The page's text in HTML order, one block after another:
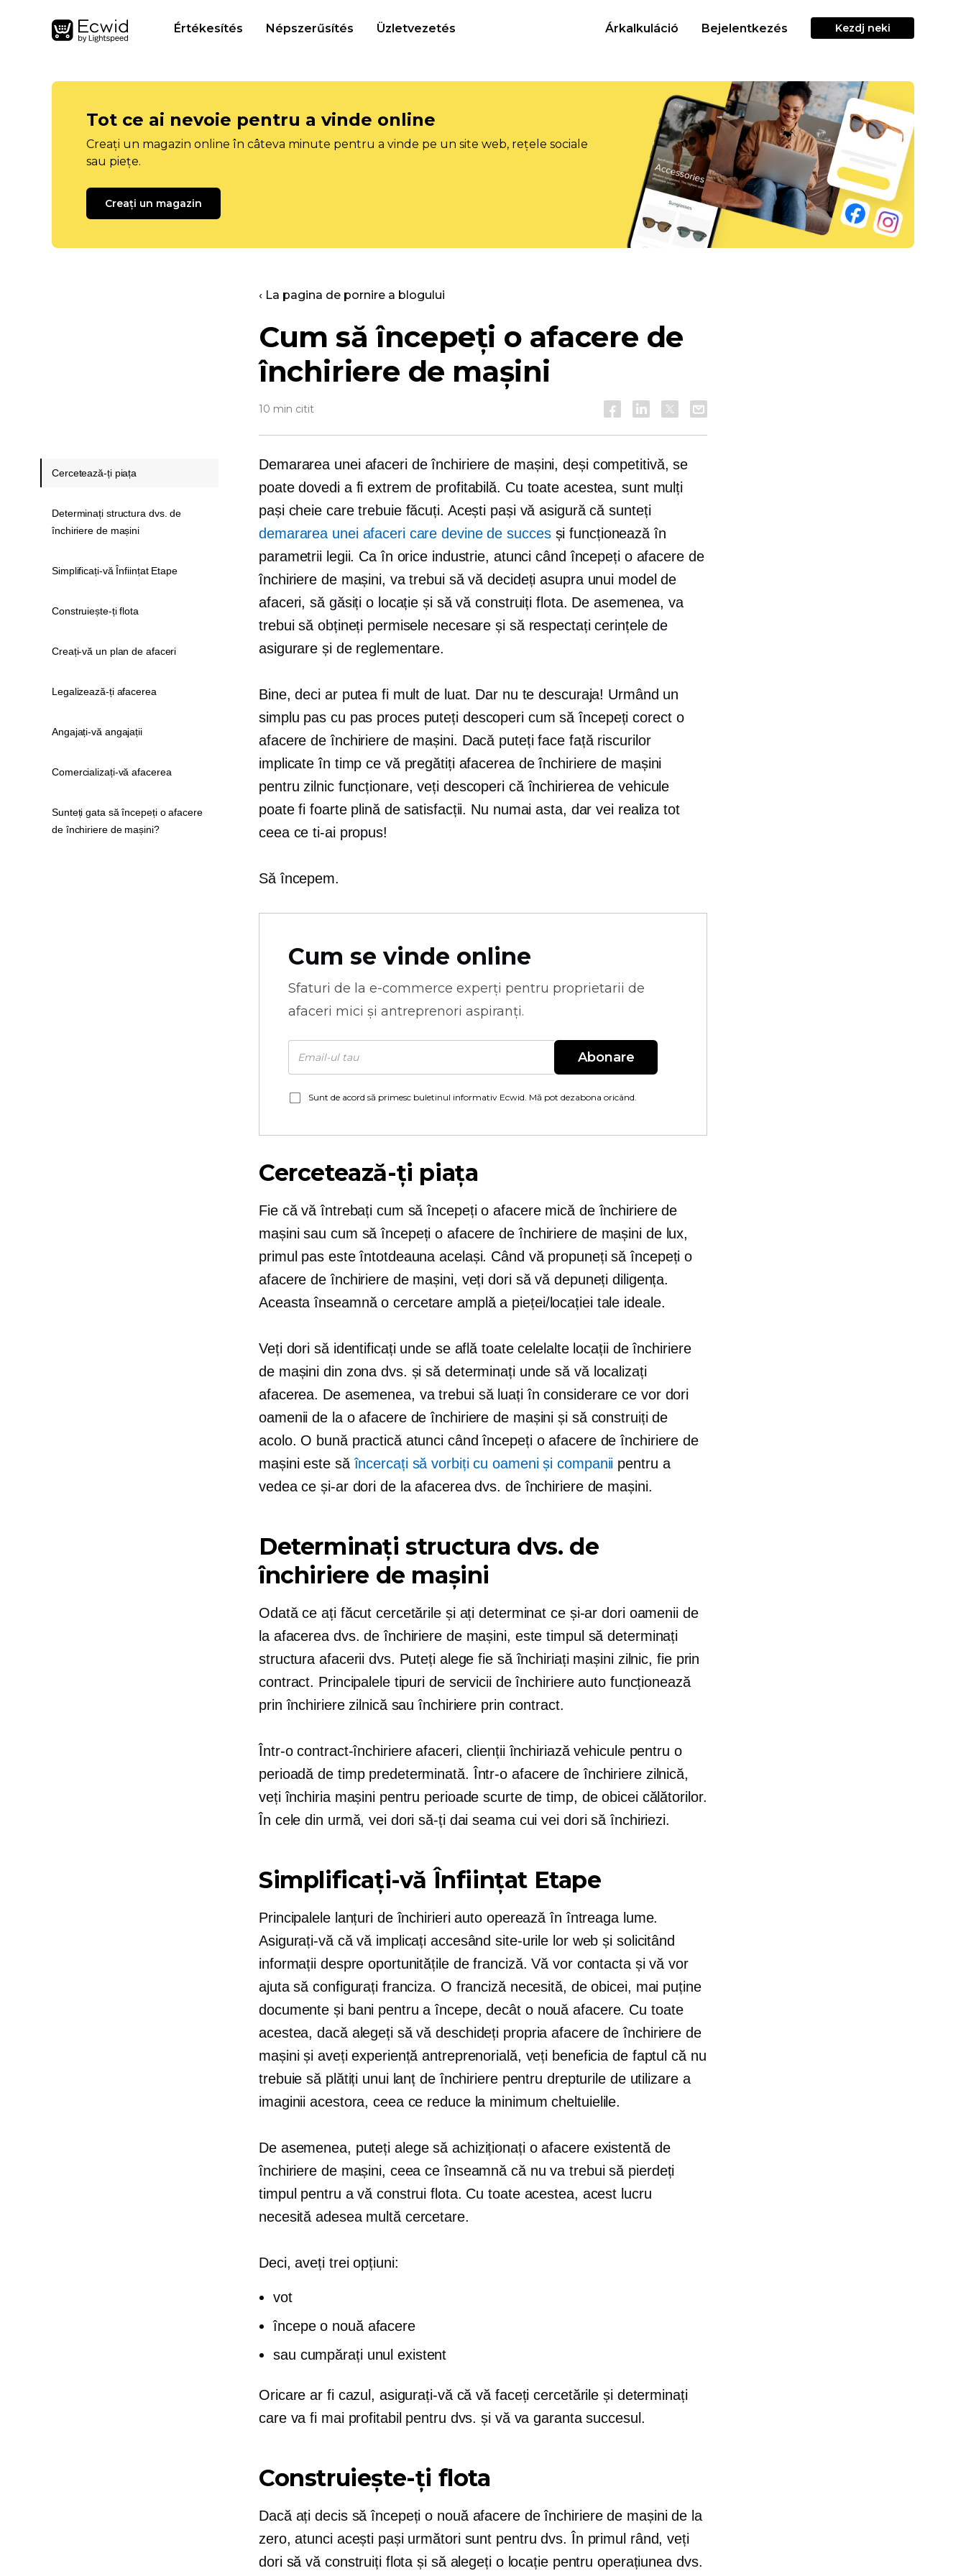
Értékesítés Népszerűsítés Üzletvezetés Árkalkuláció Bejelentkezés Kezdj neki
Tot ce ai nevoie pentru a vinde online
Creați un magazin online în câteva minute pentru a vinde pe un site web, rețele sociale
sau piețe.
Creați un magazin
‹ La pagina de pornire a blogului
Cum să începeți o afacere de
închiriere de mașini
10 min citit
Demararea unei afaceri de închiriere de mașini, deși competitivă, se
poate dovedi a fi extrem de profitabilă. Cu toate acestea, sunt mulți
pași cheie care trebuie făcuți. Acești pași vă asigură că sunteți
demararea unei afaceri care devine de succesși funcționează în
parametrii legii. Ca în orice industrie, atunci când începeți o afacere de
închiriere de mașini, va trebui să vă decideți asupra unui model de
afaceri, să găsiți o locație și să vă construiți flota. De asemenea, va
trebui să obțineți permisele necesare și să respectați cerințele de
asigurare și de reglementare.
Bine, deci ar putea fi mult de luat. Dar nu te descuraja! Urmând un
simplu pas cu pas proces puteți descoperi cum să începeți corect o
afacere de închiriere de mașini. Dacă puteți face față riscurilor
implicate în timp ce vă pregătiți afacerea de închiriere de mașini
pentru zilnicfuncționare, veți descoperi că închirierea de vehicule
poate fi foarte plină de satisfacții. Nu numai asta, dar vei realiza tot
ceea ce ti-ai propus!
Să începem.
Cum se vinde online
Sfaturi de la e-commerce experți pentru proprietarii de
afaceri mici și antreprenori aspiranți.
Abonare
Sunt de acord să primesc buletinul informativ Ecwid. Mă pot dezabona oricând.
Cercetează-ți piața
Fie că vă întrebați cum să începeți o afacere mică de închiriere de
mașini sau cum să începeți o afacere de închiriere de mașini de lux,
primul pas este întotdeauna același. Când vă propuneți să începeți o
afacere de închiriere de mașini, veți dori să vă depuneți diligența.
Aceasta înseamnă o cercetare amplă a pieței/locației tale ideale.
Veți dori să identificați unde se află toate celelalte locații de închiriere
de mașini din zona dvs. și să determinați unde să vă localizați
afacerea. De asemenea, va trebui să luați în considerare ce vor dori
oamenii de la o afacere de închiriere de mașini și să construiți de
acolo. O bună practică atunci când începeți o afacere de închiriere de
mașini este săîncercați să vorbiți cu oameni și companii pentru a
vedea ce și-ar dori de la afacerea dvs. de închiriere de mașini.
Determinați structura dvs. de
închiriere de mașini
Odată ce ați făcut cercetările și ați determinat ce și-ar dori oamenii de
la afacerea dvs. de închiriere de mașini, este timpul să determinați
structura afacerii dvs. Puteți alege fie să închiriați mașini zilnic, fie prin
contract. Principalele tipuri de servicii de închiriere auto funcționează
prin închiriere zilnică sau închiriere prin contract.
Într-ocontract-închiriereafaceri, clienții închiriază vehicule pentru o
perioadă de timp predeterminată. Într-o afacere de închiriere zilnică,
veți închiria mașini pentru perioade scurte de timp, de obicei călătorilor.
În cele din urmă, vei dori să-ți dai seama cui vei dori să închiriezi.
Simplificați-văÎnființat Etape
Principalele lanțuri de închirieri auto operează în întreaga lume.
Asigurați-vă că vă implicați accesând site-urile lor web și solicitând
informații despre oportunitățile de franciză. Vă vor contacta și vă vor
ajuta să configurați franciza. O franciză necesită, de obicei, mai puține
documente și bani pentru a începe, decât o nouă afacere. Cu toate
acestea, dacă alegeți să vă deschideți propria afacere de închiriere de
mașini și aveți experiență antreprenorială, veți beneficia de faptul că nu
trebuie să plătiți unui lanț de închiriere pentru drepturile de utilizare a
imaginii acestora, ceea ce reduce la minimum cheltuielile.
De asemenea, puteți alege să achiziționați o afacere existentă de
închiriere de mașini, ceea ce înseamnă că nu va trebui să pierdeți
timpul pentru a vă construi flota. Cu toate acestea, acest lucru
necesită adesea multă cercetare.
Deci, aveți trei opțiuni:
vot
începe o nouă afacere
sau cumpărați unul existent
Oricare ar fi cazul, asigurați-vă că vă faceți cercetările și determinați
care va fi mai profitabil pentru dvs. și vă va garanta succesul.
Construiește-ți flota
Dacă ați decis să începeți o nouă afacere de închiriere de mașini de la
zero, atunci acești pași următori sunt pentru dvs. În primul rând, veți
dori să vă construiți flota și să alegeți o locație pentru operațiunea dvs.
Cercetează-ți piața
Determinați structura dvs. de
închiriere de mașini
Simplificați-vă Înființat Etape
Construiește-ți flota
Creați-vă un plan de afaceri
Legalizează-ți afacerea
Angajați-vă angajații
Comercializați-vă afacerea
Sunteți gata să începeți o afacere
de închiriere de mașini?